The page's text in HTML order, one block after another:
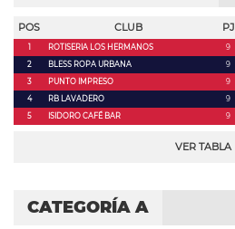
POS CLUB PJ
1 ROTISERIA LOS HERMANOS 9
2
BLESS ROPA URBANA 9
3
PUNTO IMPRESO 9
4
RB LAVADERO 9
5
ISIDORO CAFÉ BAR 9
VER TABLA
CATEGORÍA A